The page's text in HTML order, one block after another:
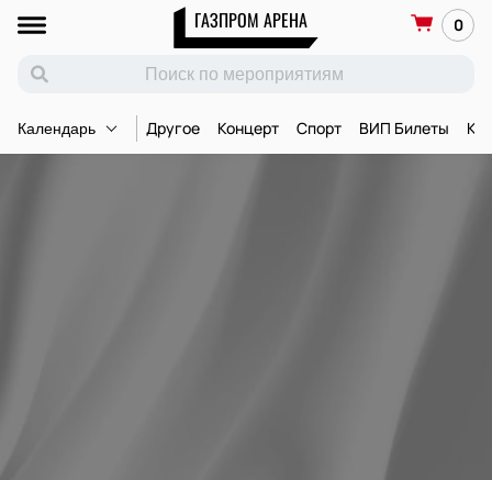
ГАЗПРОМ АРЕНА 0
Календарь Другое Концерт Спорт ВИП Билеты